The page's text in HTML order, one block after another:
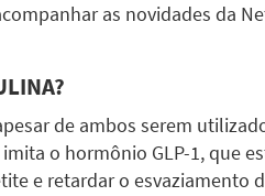
as novidades da
de ambos serem
o hormônio GLP-1, que
e retardar o